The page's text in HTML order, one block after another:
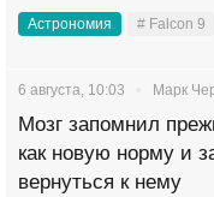
Астрономия # Falcon 9
6 августа, 10:03 Марк
Мозг запомнил
как новую норму и
вернуться к нему